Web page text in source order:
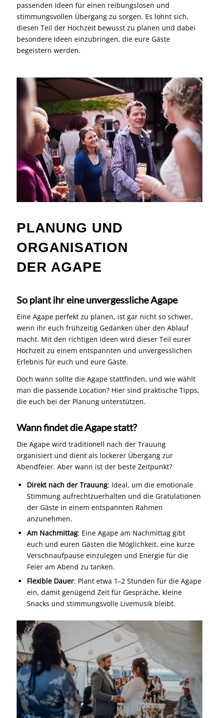
passenden Ideen für einen reibungslosen und
stimmungsvollen Übergang zu sorgen. Es lohnt sich,
diesen Teil der Hochzeit bewusst zu planen und dabei
besondere Ideen einzubringen, die eure Gäste
begeistern werden.
PLANUNG UND
ORGANISATION
DER AGAPE
So plant ihr eine unvergessliche Agape
Eine Agape perfekt zu planen, ist gar nicht so schwer,
wenn ihr euch frühzeitig Gedanken über den Ablauf
macht. Mit den richtigen Ideen wird dieser Teil eurer
Hochzeit zu einem entspannten und unvergesslichen
Erlebnis für euch und eure Gäste.
Doch wann sollte die Agape stattfinden, und wie wählt
man die passende Location? Hier sind praktische Tipps,
die euch bei der Planung unterstützen.
Wann findet die Agape statt?
Die Agape wird traditionell nach der Trauung
organisiert und dient als lockerer Übergang zur
Abendfeier. Aber wann ist der beste Zeitpunkt?
Direkt nach der Trauung: Ideal, um die emotionale
Stimmung aufrechtzuerhalten und die Gratulationen
der Gäste in einem entspannten Rahmen
anzunehmen.
Am Nachmittag: Eine Agape am Nachmittag gibt
euch und euren Gästen die Möglichkeit, eine kurze
Verschnaufpause einzulegen und Energie für die
Feier am Abend zu tanken.
Flexible Dauer: Plant etwa 1–2 Stunden für die Agape
ein, damit genügend Zeit für Gespräche, kleine
Snacks und stimmungsvolle Livemusik bleibt.